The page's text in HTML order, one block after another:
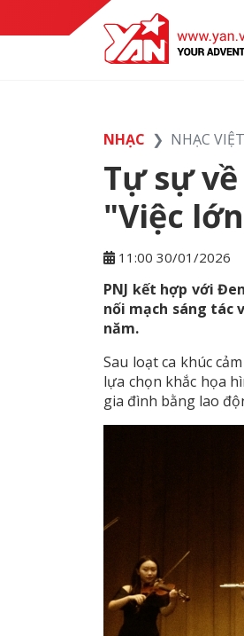
NHẠC NHẠC VIỆT
Tự sự
"Việc
11:00 30/01/2026
PNJ kết hợp với
nối mạch sáng tác
năm.
Sau loạt ca khúc
lựa chọn khắc họa
gia đình bằng lao